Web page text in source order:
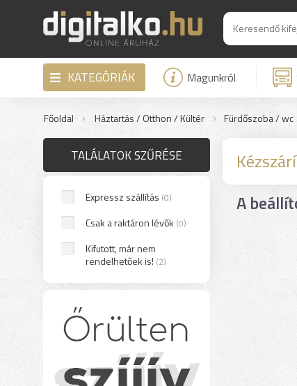
KATEGÓRIÁK Magunkról
Főoldal Háztartás / Otthon / Kültér Fürdőszoba / wc
TALÁLATOK SZŰRÉSE
Expressz szállítás (0)
Csak a raktáron lévők (0)
Kifutott, már nem
rendelhetőek is! (2)
A